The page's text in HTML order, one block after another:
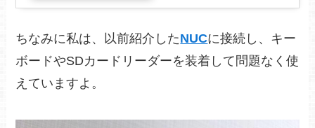
ちなみに私は、以前紹介したNUCに接続し、キー
ボードやSDカードリーダーを装着して問題なく使
えていますよ。